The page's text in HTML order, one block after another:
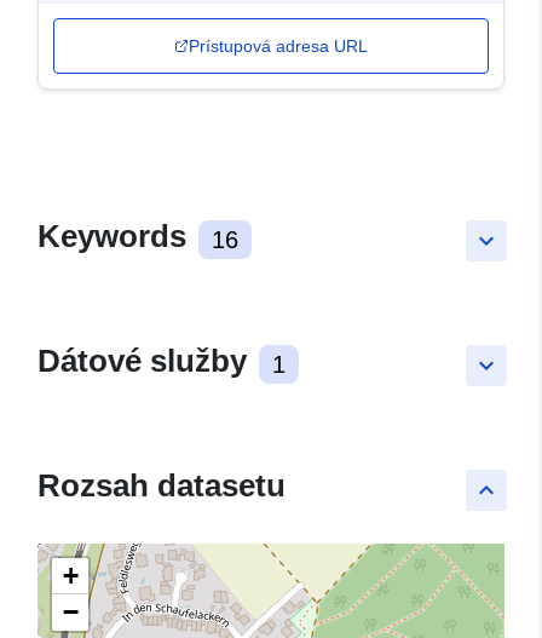
Prístupová adresa URL
keyboard_arrow_down
Keywords 16
keyboard_arrow_down
Dátové služby 1
keyboard_arrow_up
Rozsah datasetu
+
−